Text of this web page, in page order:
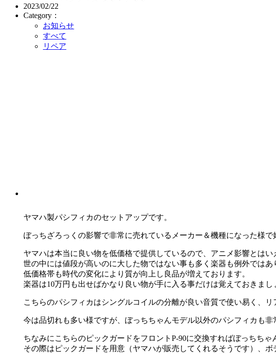
2023/02/22
Category：
お知らせ
すべて
リペア
ヤマハ製パシフィカのセットアップです。
ぼっちざろっくの影響で非常に売れているメーカー＆機種になった様で
ヤマハは本当に良い物を低価格で提供しているので、アニメ影響とはい
世の中には値段が高いのに大した物ではない事も多く楽器も例外ではあ
低価格帯も時代の変化により質が向上し良品が増えております。
楽器は10万円も出せばかなり良い物が手に入る事だけは覚えておきまし
こちらのパシフィカはシングルコイルの分離が良い音質で使い易く、
今は品切れも多い様ですが、ぼっちちゃんモデル以外のパシフィカも
ちなみにこちらのピックガードをフロントP-90に交換すればぼっちちゃ
その際はピックガードを用意（ヤマハが販売してくれるそうです）、